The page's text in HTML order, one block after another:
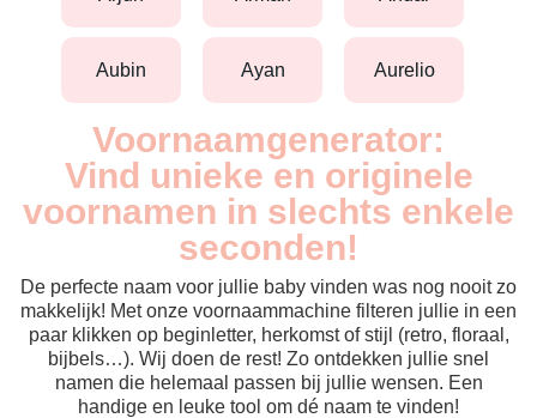
aubin ayan aurelio
Voornaamgenerator:
Vind unieke en originele
voornamen in slechts enkele
seconden!
De perfecte naam voor jullie baby vinden was nog nooit zo
makkelijk! Met onze voornaammachine filteren jullie in een
paar klikken op beginletter, herkomst of stijl (retro, floraal,
bijbels…). Wij doen de rest! Zo ontdekken jullie snel
namen die helemaal passen bij jullie wensen. Een
handige en leuke tool om dé naam te vinden!